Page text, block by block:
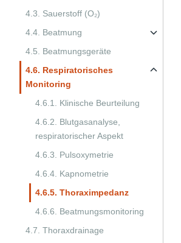
4.3. Sauerstoff (O₂)
4.4. Beatmung
4.5. Beatmungsgeräte
4.6. Respiratorisches
Monitoring
4.6.1. Klinische Beurteilung
4.6.2. Blutgasanalyse,
respiratorischer Aspekt
4.6.3. Pulsoxymetrie
4.6.4. Kapnometrie
4.6.5. Thoraximpedanz
4.6.6. Beatmungsmonitoring
4.7. Thoraxdrainage